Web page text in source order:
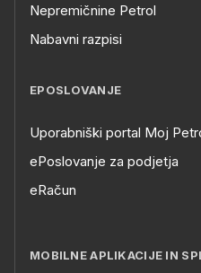
Nepremičnine Petrol
Nabavni razpisi
EPOSLOVANJE
Uporabniški portal Moj
ePoslovanje za podjetja
eRačun
MOBILNE APLIKACIJE IN